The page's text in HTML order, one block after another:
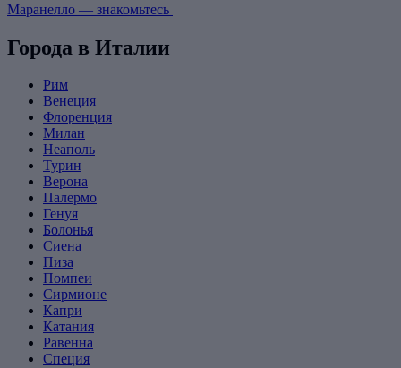
Маранелло — знакомьтесь
Города в Италии
Рим
Венеция
Флоренция
Милан
Неаполь
Турин
Верона
Палермо
Генуя
Болонья
Сиена
Пиза
Помпеи
Сирмионе
Капри
Катания
Равенна
Специя